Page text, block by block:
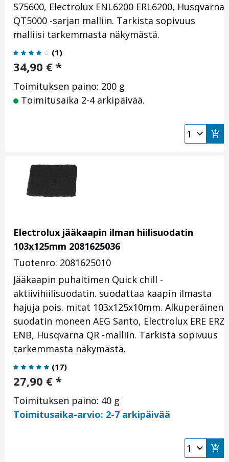
S75600, Electrolux ENL6200 ERL6200, Husqvarna
QT5000 -sarjan malliin. Tarkista sopivuus
malliisi tarkemmasta näkymästä.
(1)
34,90 € *
Toimituksen paino: 200 g
Toimitusaika 2-4 arkipäivää.
Electrolux jääkaapin ilman hiilisuodatin
103x125mm 2081625036
Tuotenro: 2081625010
Jääkaapin puhaltimen Quick chill -
aktiivihiilisuodatin. suodattaa kaapin ilmasta
hajuja pois. mitat 103x125x10mm. Alkuperäinen
suodatin moneen AEG Santo, Electrolux ERE ERZ
ENB, Husqvarna QR -malliin. Tarkista sopivuus
tarkemmasta näkymästä.
(17)
27,90 € *
Toimituksen paino: 40 g
Toimitusaika-arvio: 2-7 arkipäivää